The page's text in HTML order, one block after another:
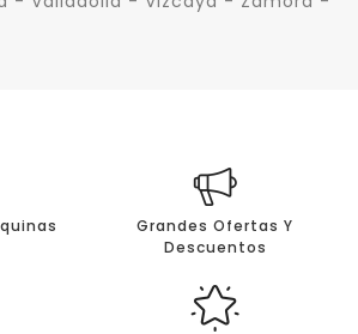
Grandes Ofertas Y
Descuentos